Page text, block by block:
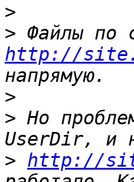
>
>
http://
>
> Но
> http://